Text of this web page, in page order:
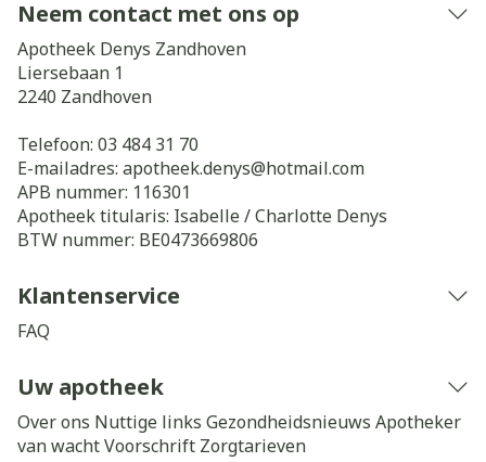
Neem contact met ons op
Apotheek Denys Zandhoven
Liersebaan 1
2240 Zandhoven
Telefoon: 03 484 31 70
E-mailadres: apotheek.denys@hotmail.com
APB nummer: 116301
Apotheek titularis: Isabelle / Charlotte Denys
BTW nummer: BE0473669806
Klantenservice
FAQ
Uw apotheek
Over ons Nuttige links Gezondheidsnieuws Apotheker
van wachtVoorschrift Zorgtarieven